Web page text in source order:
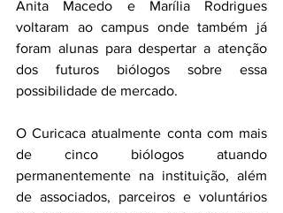
Anita Macedo e Marília Rodrigues
voltaram ao campus onde também já
foram alunas para despertar a atenção
dos futuros biólogos sobre essa
possibilidade de mercado.
O Curicaca atualmente conta com mais
de cinco biólogos atuando
permanentemente na instituição, além
de associados, parceiros e voluntários